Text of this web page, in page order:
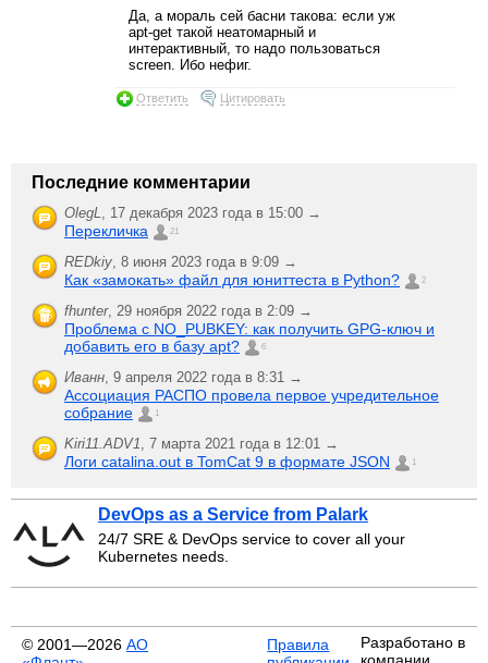
Да, а мораль сей басни такова: если уж
apt-get такой неатомарный и
интерактивный, то надо пользоваться
screen. Ибо нефиг.
Ответить Цитировать
Последние комментарии
OlegL, 17 декабря 2023 года в 15:00 →
Перекличка 21
REDkiy, 8 июня 2023 года в 9:09 →
Как «замокать» файл для юниттеста в Python? 2
fhunter, 29 ноября 2022 года в 2:09 →
Проблема с NO_PUBKEY: как получить GPG-ключ и
добавить его в базу apt?
6
Иванн, 9 апреля 2022 года в 8:31 →
Ассоциация РАСПО провела первое учредительное
собрание
1
Kiri11.ADV1, 7 марта 2021 года в 12:01 →
Логи catalina.out в TomCat 9 в формате JSON 1
DevOps as a Service from Palark
24/7 SRE & DevOps service to cover all your
Kubernetes needs.
© 2001—2026 АО
Правила
Разработано в